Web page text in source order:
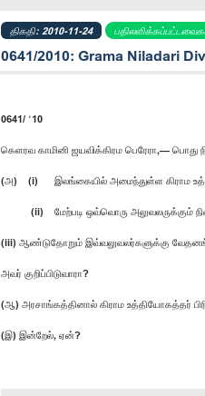
திகதி: 2010-11-24
0641/2010: Grama Niladari
0641/ ‘10
கெளரவ காமினி ஜயவிக்கிரம பெரேரா,—
(அ) (i) இலங்கையில் அமைந்துள்ள கிராம
(ii) மேற்படி ஒவ்வொரு அலுவலருக்கும்
(iii) ஆண்டுதோறும் இவ்வலுவலர்களுக்கு
அவர் குறிப்பிடுவாரா?
(ஆ) அரசாங்கத்தினால் கிராம உத்தியோகத்தர்
(இ) இன்றேல், ஏன்?